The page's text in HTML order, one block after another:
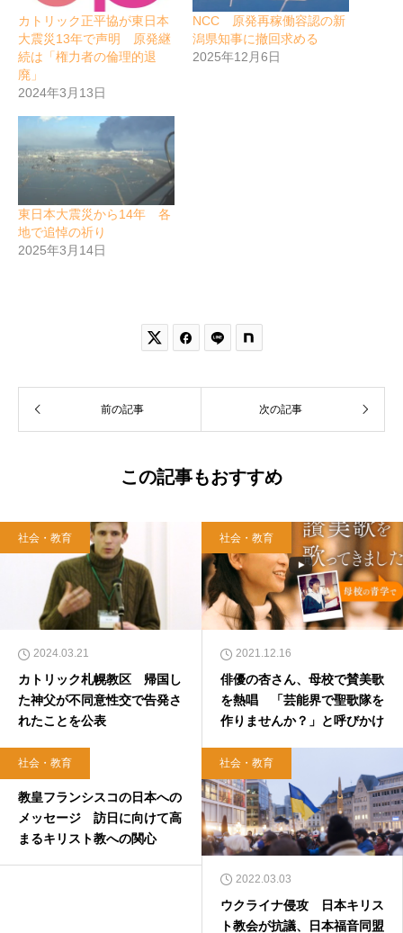
カトリック正平協が東日本
大震災13年で声明 原発継
続は「権力者の倫理的退
廃」
2024年3月13日
NCC 原発再稼働容認の新
潟県知事に撤回求める
2025年12月6日
東日本大震災から14年 各
地で追悼の祈り
2025年3月14日
 
前の記事 次の記事
この記事もおすすめ
社会・教育
2024.03.21
カトリック札幌教区 帰国し
た神父が不同意性交で告発さ
れたことを公表
社会・教育
2021.12.16
俳優の杏さん、母校で賛美歌
を熱唱 「芸能界で聖歌隊を
作りませんか？」と呼びかけ
社会・教育
2019.11.08
教皇フランシスコの日本への
メッセージ 訪日に向けて高
まるキリスト教への関心
社会・教育
2022.03.03
ウクライナ侵攻 日本キリス
ト教会が抗議、日本福音同盟